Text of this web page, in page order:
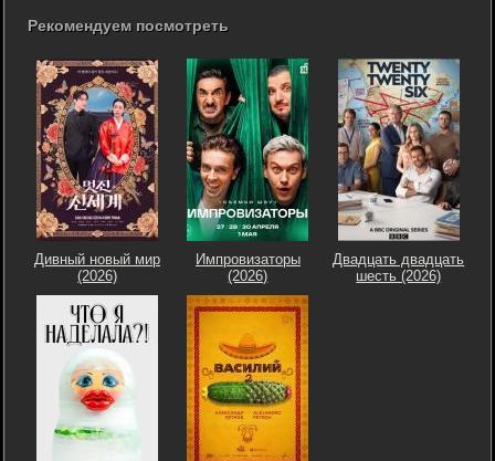
Рекомендуем посмотреть
Дивный новый мир
(2026)
Импровизаторы
(2026)
Двадцать двадцать
шесть (2026)